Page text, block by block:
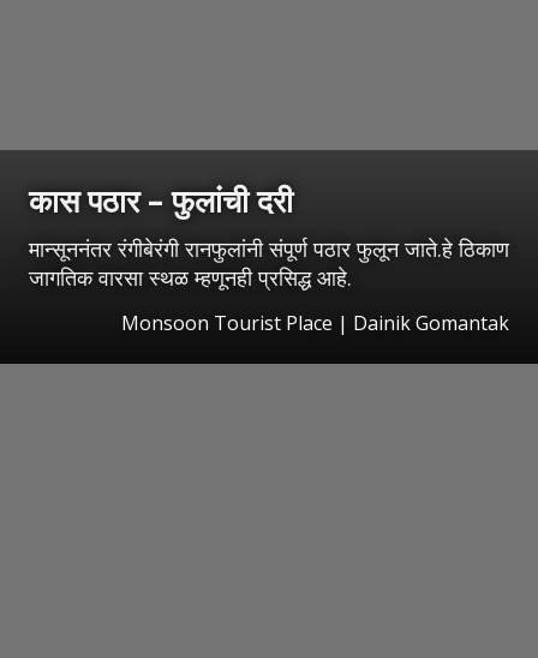
कास पठार – फुलांची दरी
मान्सूननंतर रंगीबेरंगी रानफुलांनी संपूर्ण पठार फुलून जाते.हे ठिकाण
जागतिक वारसा स्थळ म्हणूनही प्रसिद्ध आहे.
Monsoon Tourist Place | Dainik Gomantak